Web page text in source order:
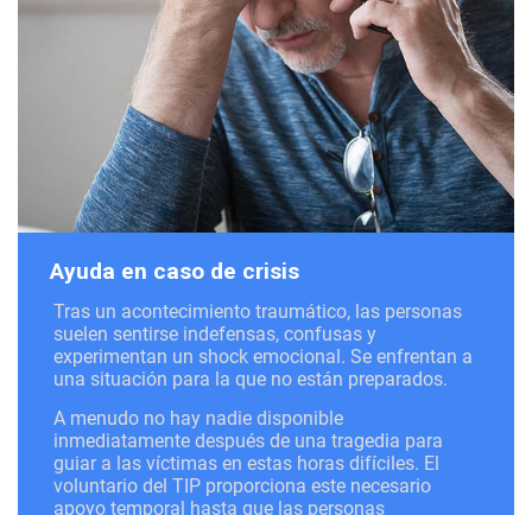
Ayuda en caso de crisis
Tras un acontecimiento traumático, las personas
suelen sentirse indefensas, confusas y
experimentan un shock emocional. Se enfrentan a
una situación para la que no están preparados.
A menudo no hay nadie disponible
inmediatamente después de una tragedia para
guiar a las víctimas en estas horas difíciles. El
voluntario del TIP proporciona este necesario
apoyo temporal hasta que las personas